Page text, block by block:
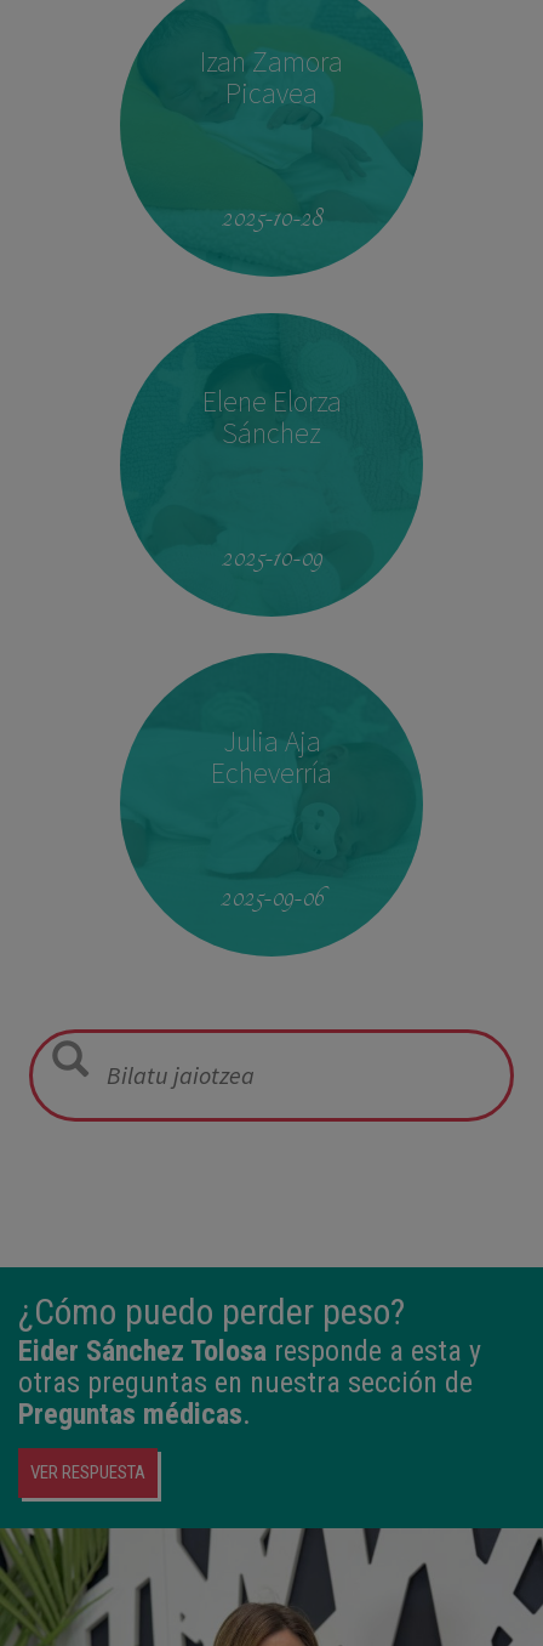
Izan Zamora
Picavea
2025-10-28
Elene Elorza
Sánchez
2025-10-09
Julia Aja
Echeverría
2025-09-06
¿Cómo puedo perder peso?
Eider Sánchez Tolosa responde a esta y
otras preguntas en nuestra sección de
Preguntas médicas.
VER RESPUESTA